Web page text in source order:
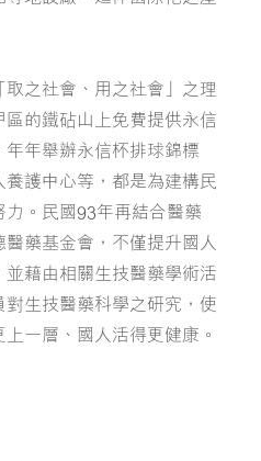
之社會、用之社會」之理
的鐵砧山上免費提供永信
年舉辦永信杯排球錦標
護中心等，都是為建構民
力。民國93年再結合醫藥
藥基金會，不僅提升國人
藉由相關生技醫藥學術活
生技醫藥科學之研究，使
一層、國人活得更健康。